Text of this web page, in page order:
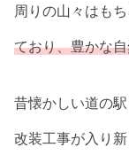
周りの山々はも
ており、豊かな
昔懐かしい道の
改装工事が入り